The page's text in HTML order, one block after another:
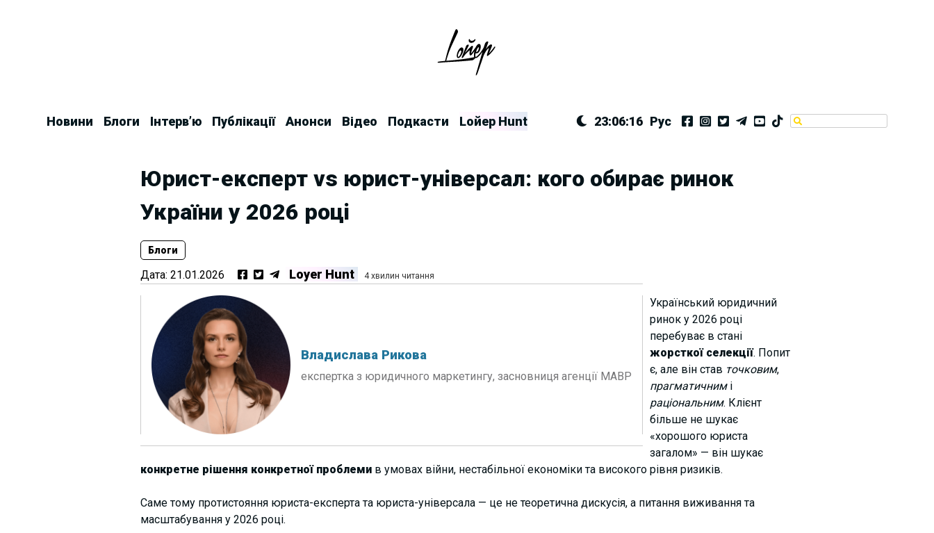
Новини Блоги Інтерв’ю Публікації Анонси Відео Подкасти Lойер Hunt 23:06:17 Рус
Юрист-експерт vs юрист-універсал: кого обирає ринок
України у 2026 році
Блоги
Дата: 21.01.2026 Loyer Hunt 4 хвилин читання
Владислава Рикова
експертка з юридичного маркетингу, засновниця агенції МАВР
Український юридичний
ринок у 2026 році
перебуває в стані
жорсткої селекції. Попит
є, але він став точковим,
прагматичнимі
раціональним. Клієнт
більше не шукає
«хорошого юриста
загалом» — він шукає
конкретне рішення конкретної проблемив умовах війни, нестабільної економіки та високого рівня ризиків.
Саме тому протистояння юриста-експерта та юриста-універсала — це не теоретична дискусія, а питання виживання та
масштабування у 2026 році.